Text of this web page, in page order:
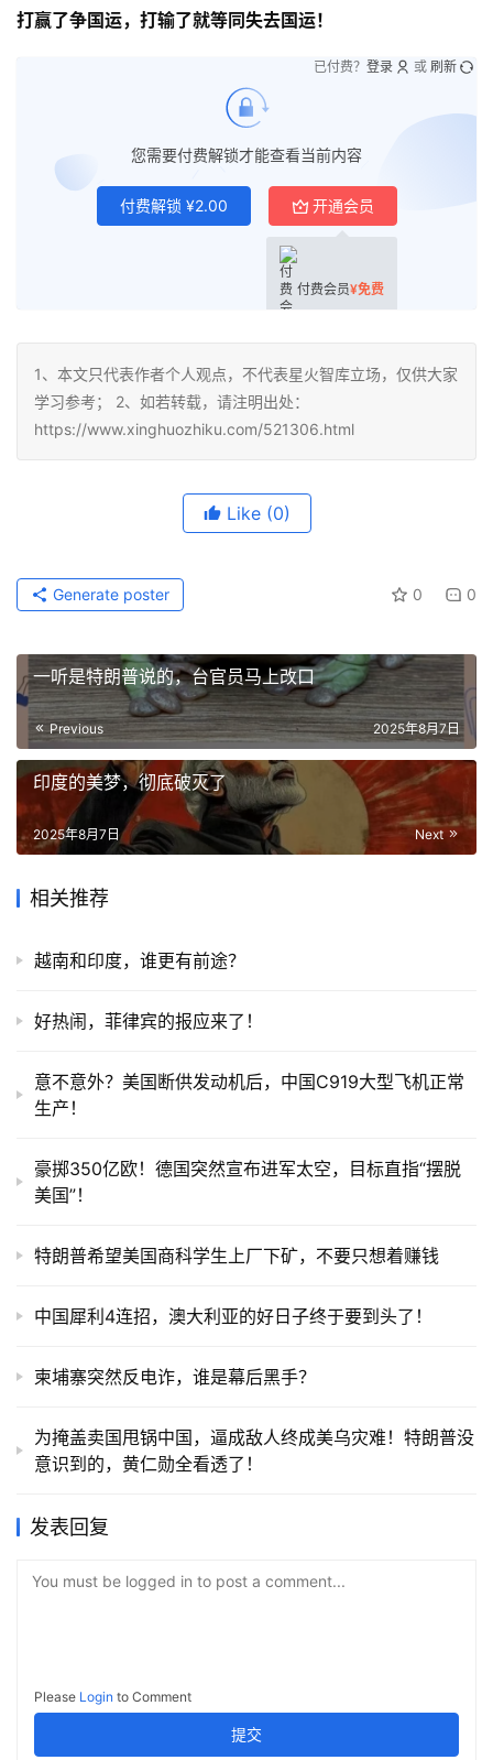
打赢了争国运，打输了就等同失去国运！
您需要付费解锁才能查看当前内容
付费解锁 ¥2.00 开通会员
付费会员¥免费
已付费？ 登录 或 刷新
1、本文只代表作者个人观点，不代表星火智库立场，仅供大家
学习参考； 2、如若转载，请注明出处：
https://www.xinghuozhiku.com/521306.html
Like (0)
0 0
Generate poster
一听是特朗普说的，台官员马上改口
Previous 2025年8月7日
印度的美梦，彻底破灭了
Next
2025年8月7日
相关推荐
越南和印度，谁更有前途？
好热闹，菲律宾的报应来了！
意不意外？美国断供发动机后，中国C919大型飞机正常
生产！
豪掷350亿欧！德国突然宣布进军太空，目标直指“摆脱
美国”！
特朗普希望美国商科学生上厂下矿，不要只想着赚钱
中国犀利4连招，澳大利亚的好日子终于要到头了！
柬埔寨突然反电诈，谁是幕后黑手？
为掩盖卖国甩锅中国，逼成敌人终成美乌灾难！特朗普没
意识到的，黄仁勋全看透了！
发表回复
You must be logged in to post a comment...
Please Login to Comment
提交